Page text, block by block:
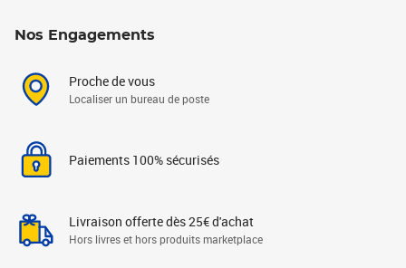
Nos Engagements
Proche de vous
Localiser un bureau de poste
Paiements 100% sécurisés
Livraison offerte dès 25€ d'achat
Hors livres et hors produits marketplace